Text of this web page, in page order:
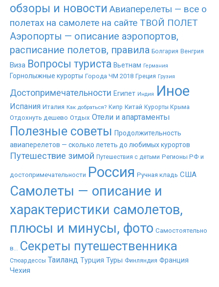
обзоры и новости Авиаперелеты — все о
полетах на самолете на сайте ТВОЙ ПОЛЕТ
Аэропорты — описание аэропортов,
расписание полетов, правила Болгария Венгрия
Виза Вопросы туриста Вьетнам Германия
Горнолыжные курорты Города ЧМ 2018 Греция Грузия
Достопримечательности Египет Индия Иное
Испания Италия Как добраться? Кипр Китай Курорты Крыма
Отдохнуть дешево Отдых Отели и апартаменты
Полезные советы Продолжительность
авиаперелетов — сколько лететь до любимых курортов
Путешествие зимой Путешествия с детьми Регионы РФ и
достопримечательности Россия Ручная кладь США
Самолеты — описание и
характеристики самолетов,
плюсы и минусы, фото Самостоятельно
в... Секреты путешественника
Стюардессы Таиланд Турция Туры Финляндия Франция
Чехия